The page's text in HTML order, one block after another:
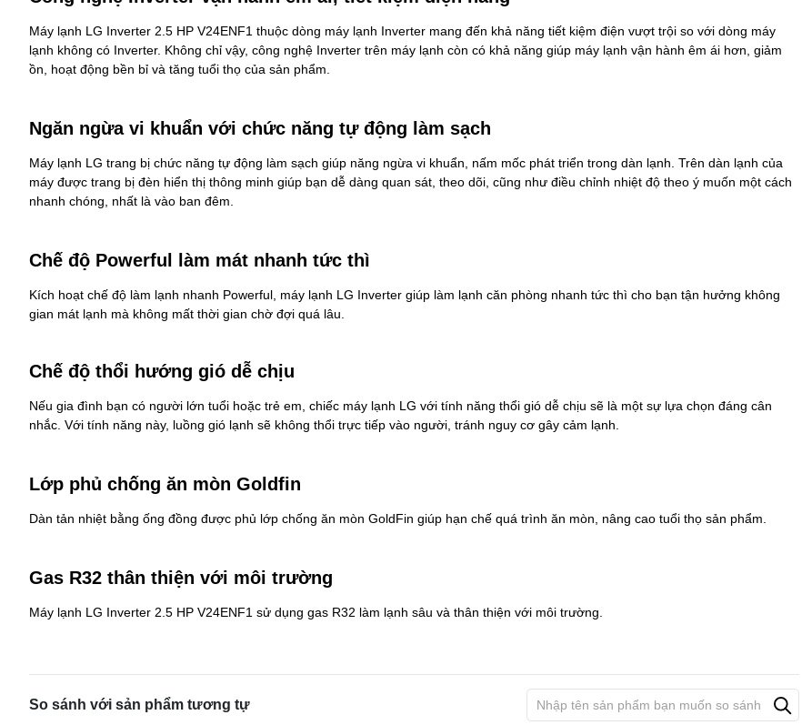
Máy lạnh LG Inverter 2.5 HP V24ENF1 thuộc dòng máy lạnh Inverter mang đến khả năng tiết kiệm điện vượt trội so với dòng máy
lạnh không có Inverter. Không chỉ vậy, công nghệ Inverter trên máy lạnh còn có khả năng giúp máy lạnh vận hành êm ái hơn, giảm
ồn, hoạt động bền bỉ và tăng tuổi thọ của sản phẩm.
Ngăn ngừa vi khuẩn với chức năng tự động làm sạch
Máy lạnh LG trang bị chức năng tự động làm sạch giúp năng ngừa vi khuẩn, nấm mốc phát triển trong dàn lạnh. Trên dàn lạnh của
máy được trang bị đèn hiển thị thông minh giúp bạn dễ dàng quan sát, theo dõi, cũng như điều chỉnh nhiệt độ theo ý muốn một cách
nhanh chóng, nhất là vào ban đêm.
Chế độ Powerful làm mát nhanh tức thì
Kích hoạt chế độ làm lạnh nhanh Powerful, máy lạnh LG Inverter giúp làm lạnh căn phòng nhanh tức thì cho bạn tận hưởng không
gian mát lạnh mà không mất thời gian chờ đợi quá lâu.
Chế độ thổi hướng gió dễ chịu
Nếu gia đình bạn có người lớn tuổi hoặc trẻ em, chiếc máy lạnh LG với tính năng thổi gió dễ chịu sẽ là một sự lựa chọn đáng cân
nhắc. Với tính năng này, luồng gió lạnh sẽ không thổi trực tiếp vào người, tránh nguy cơ gây cảm lạnh.
Lớp phủ chống ăn mòn Goldfin
Dàn tản nhiệt bằng ống đồng được phủ lớp chống ăn mòn GoldFin giúp hạn chế quá trình ăn mòn, nâng cao tuổi thọ sản phẩm.
Gas R32 thân thiện với môi trường
Máy lạnh LG Inverter 2.5 HP V24ENF1 sử dụng gas R32 làm lạnh sâu và thân thiện với môi trường.
So sánh với sản phẩm tương tự